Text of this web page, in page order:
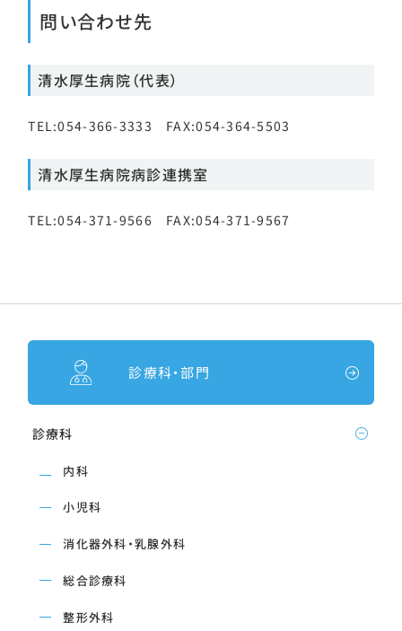
問い合わせ先
清水厚生病院（代表）
TEL:054-366-3333 FAX:054-364-5503
清水厚生病院病診連携室
TEL:054-371-9566 FAX:054-371-9567
診療科・部門
診療科
内科
小児科
消化器外科・乳腺外科
総合診療科
整形外科